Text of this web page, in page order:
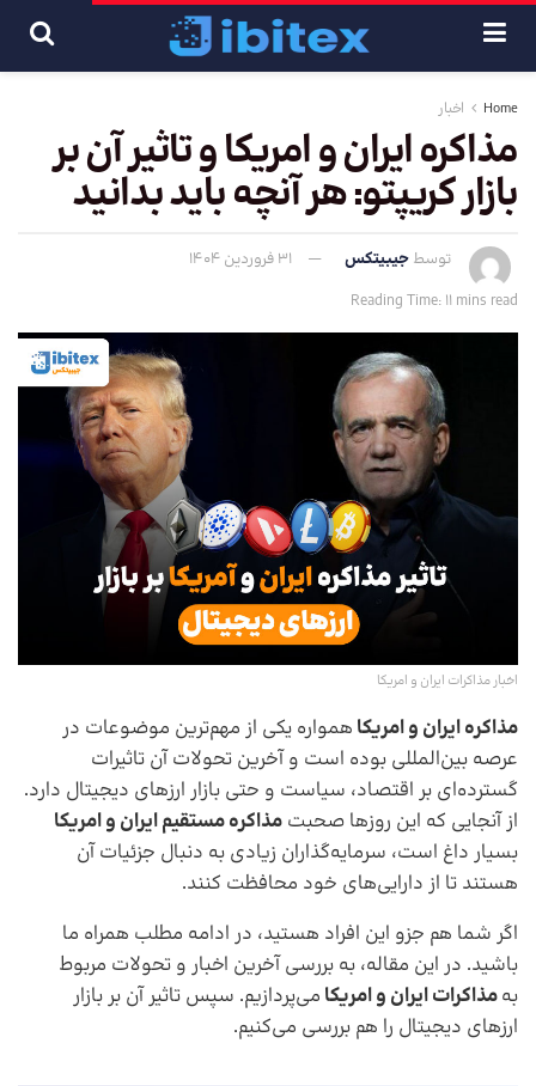
Home اخبار
مذاکره ایران و امریکا و تاثیر آن بر
بازار کریپتو: هر آنچه باید بدانید
توسط جیبیتکس
31 فروردین 1404
Reading Time: 11 mins read
اخبار مذاکرات ایران و امریکا
مذاکره ایران و امریکا همواره یکی از مهم‌ترین موضوعات در
عرصه بین‌المللی بوده است و آخرین تحولات آن تاثیرات
گسترده‌ای بر اقتصاد، سیاست و حتی بازار ارزهای دیجیتال دارد.
از آنجایی که این روزها صحبت مذاکره مستقیم ایران و امریکا
بسیار داغ است، سرمایه‌گذاران زیادی به دنبال جزئیات آن
هستند تا از دارایی‌های خود محافظت کنند.
اگر شما هم جزو این افراد هستید، در ادامه مطلب همراه ما
باشید. در این مقاله، به بررسی آخرین اخبار و تحولات مربوط
بهمذاکرات ایران و امریکا می‌پردازیم. سپس تاثیر آن بر بازار
ارزهای دیجیتال را هم بررسی می‌کنیم.